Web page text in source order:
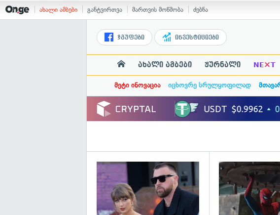
ახალი ამბები განტვირთვა მართვის მოწმობა ძებნა
ჯგუფები ინვესტიციები
ახალი ამბები ჟურნალი NE×T
მეტი ინოვაცია იცხოვრე სრულყოფილად
გადახედვა